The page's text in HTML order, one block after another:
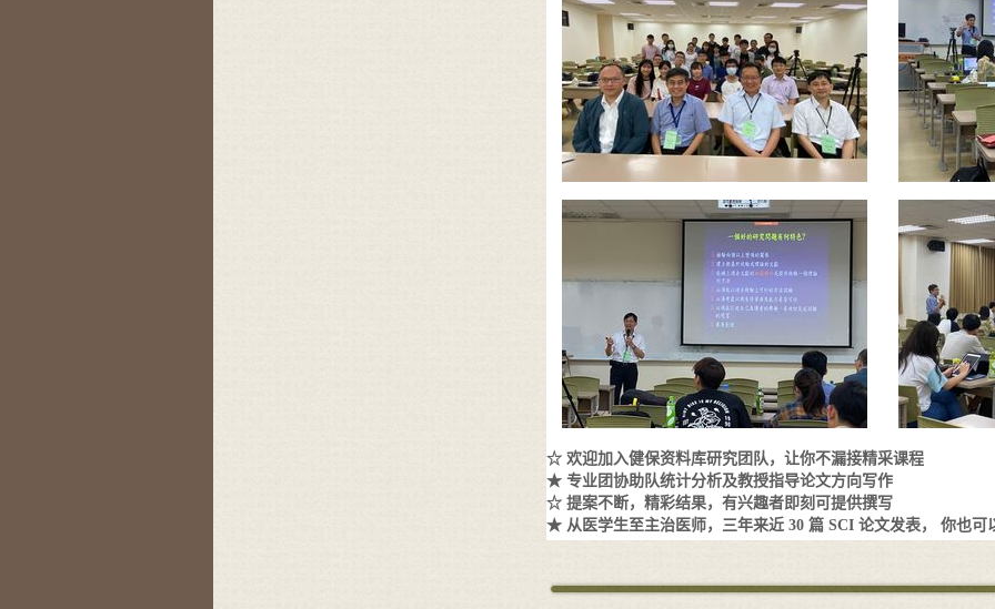
☆ 欢迎加入健保资料库研究团队，让你不漏接精采课程
★ 专业团协助队统计分析及教授指导论文方向写作
☆ 提案不断，精彩结果，有兴趣者即刻可提供撰写
★ 从医学生至主治医师，三年来近 30 篇 SCI 论文发表， 你也可